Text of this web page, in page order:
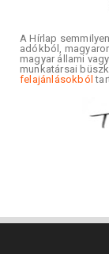
A Hírlap
adókból,
magyar állami
munkatársai
felajánlásokból